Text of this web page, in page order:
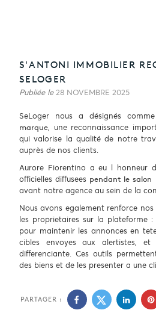
S'ANTONI IMMOBILIER
SELOGER
Publiée le28 NOVEMBRE 2025
SeLoger nous a désignés
marque, une reconnaissance
qui valorise la qualité de notre
auprès de nos clients.
Aurore Fiorentino a eu l honneur
officielles diffusees pendant le salon
avant notre agence au sein de la
Nous avons egalement renforce
les proprietaires sur la plateforme :
pour maintenir les annonces en
cibles envoyes aux alertistes,
differenciante. Ces outils
des biens et de les presenter a une
PARTAGER :